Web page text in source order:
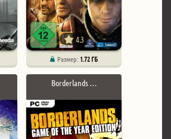
4.3
Размер: 1.72 ГБ
Borderlands …